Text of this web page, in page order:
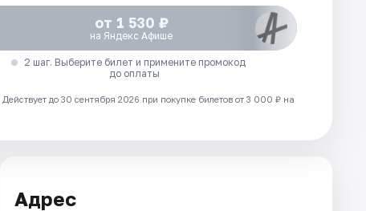
от 1 530 ₽
на Яндекс Афише
2 шаг. Выберите билет и примените промокод
до оплаты
Действует до 30 сентября 2026 при покупке билетов от 3 000 ₽ на
Адрес